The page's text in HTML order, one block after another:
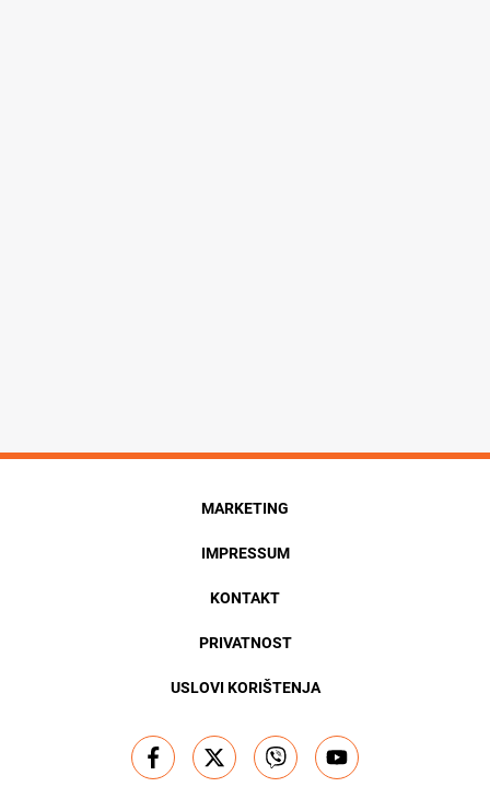
MARKETING
IMPRESSUM
KONTAKT
PRIVATNOST
USLOVI KORIŠTENJA